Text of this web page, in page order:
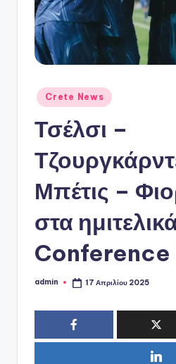
P
o
Αναρτήθηκε
σε
Crete News
Τσέλσι –
Μπέτις –
στα
Conference
Συγγραφέας:
admin 17 Απριλίου 2025